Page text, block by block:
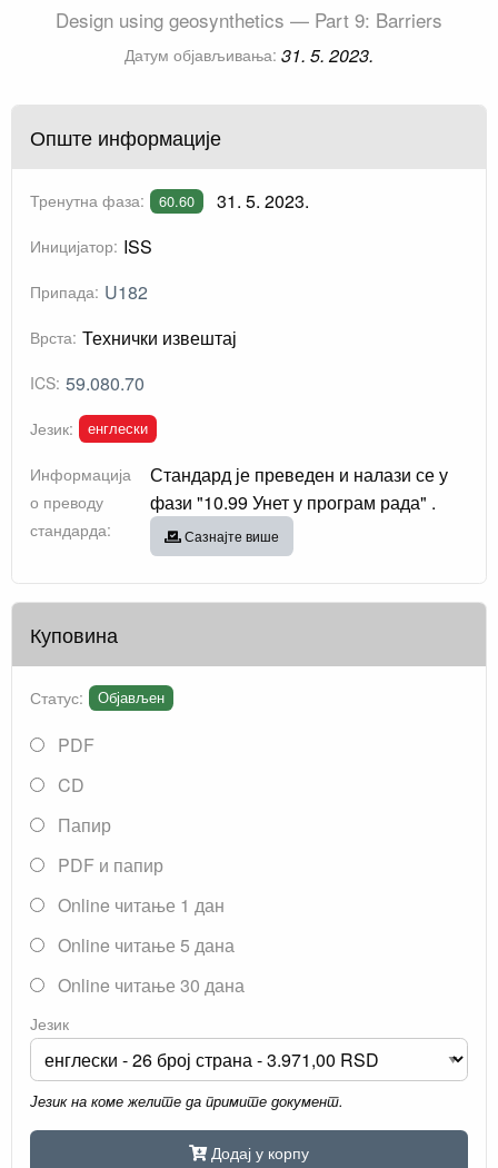
Design using geosynthetics — Part 9: Barriers
Датум објављивања: 31. 5. 2023.
Опште информације
Тренутна фаза: 60.60 31. 5. 2023.
Иницијатор: ISS
Припада: U182
Врста: Технички извештај
ICS: 59.080.70
Језик: енглески
Информација
о преводу
стандарда:
Стандард је преведен и налази се у
фази "10.99 Унет у програм рада" .
Сазнајте више
Куповина
Статус: Објављен
PDF
CD
Папир
PDF и папир
Online читање 1 дан
Online читање 5 дана
Online читање 30 дана
Језик
Језик на коме желите да примите документ.
Додај у корпу